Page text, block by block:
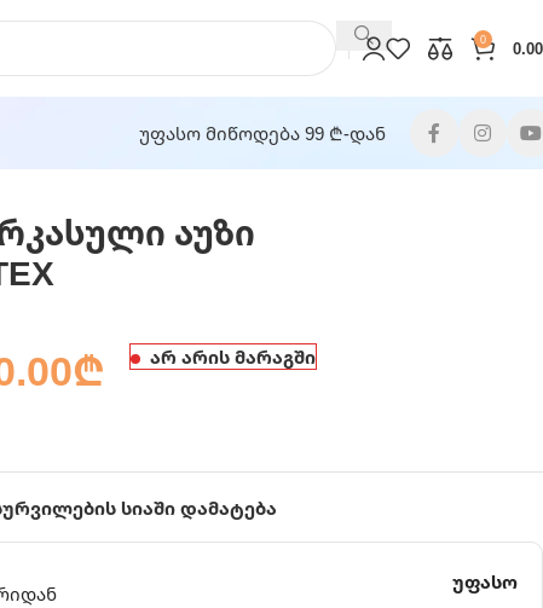
0 0.00
უფასო მიწოდება 99 ₾-დან
აუზი
₾ არ არის მარაგში
სიაში დამატება
უფასო